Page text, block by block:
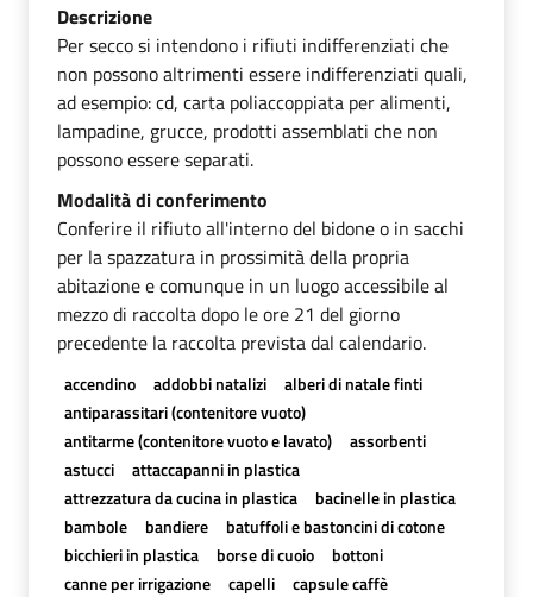
Descrizione
Per secco si intendono i rifiuti indifferenziati che
non possono altrimenti essere indifferenziati quali,
ad esempio: cd, carta poliaccoppiata per alimenti,
lampadine, grucce, prodotti assemblati che non
possono essere separati.
Modalità di conferimento
Conferire il rifiuto all'interno del bidone o in sacchi
per la spazzatura in prossimità della propria
abitazione e comunque in un luogo accessibile al
mezzo di raccolta dopo le ore 21 del giorno
precedente la raccolta prevista dal calendario.
accendino addobbi natalizi
alberi di natale finti
antiparassitari (contenitore vuoto)
antitarme (contenitore vuoto e lavato)
assorbenti
astucci
attaccapanni in plastica
attrezzatura da cucina in plastica
bacinelle in plastica
bambole
bandiere
batuffoli e bastoncini di cotone
bicchieri in plastica
borse di cuoio
bottoni
canne per irrigazione
capelli
capsule caffè